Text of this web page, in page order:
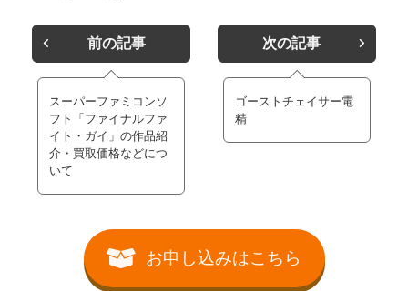
前の記事
スーパーファミコンソ
フト「ファイナルファ
イト・ガイ」の作品紹
介・買取価格などにつ
いて
次の記事
ゴーストチェイサー電
精
お申し込みはこちら